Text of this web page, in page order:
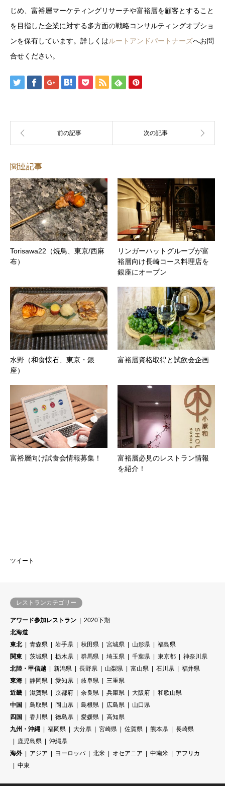
じめ、富裕層マーケティングリサーチや富裕層を顧客とすること
を目指した企業に対する多方面の戦略コンサルティングオプショ
ンを保有しています。詳しくはルートアンドパートナーズへお問
合せください。
関連記事
Torisawa22（焼鳥、東京/西麻
布）
リンガーハットグループが富
裕層向け長崎コース料理店を
銀座にオープン
水野（和食懐石、東京・銀
座）
富裕層資格取得と試飲会企画
富裕層向け試食会情報募集！
富裕層必見のレストラン情報
を紹介！
ツイート
レストランカテゴリー
アワード参加レストラン
2020下期
北海道
東北
青森県 岩手県 秋田県 宮城県 山形県
福島県
関東
茨城県 栃木県 群馬県 埼玉県 千葉県 東京都
神奈川県
北陸・甲信越
新潟県 長野県 山梨県 富山県 石川県
福井県
東海
静岡県 愛知県 岐阜県
三重県
近畿
滋賀県 京都府 奈良県 兵庫県 大阪府
和歌山県
中国
鳥取県 岡山県 島根県 広島県
山口県
四国
香川県 徳島県 愛媛県
高知県
九州・沖縄
福岡県 大分県 宮崎県 佐賀県 熊本県
長崎県
鹿児島県
沖縄県
海外
アジア ヨーロッパ 北米 オセアニア 中南米
アフリカ
中東